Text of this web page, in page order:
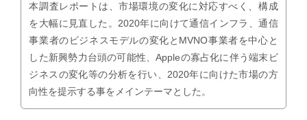
本調査レポートは、市場環境の変化に対応すべく、構成
を大幅に見直した。2020年に向けて通信インフラ、通信
事業者のビジネスモデルの変化とMVNO事業者を中心と
した新興勢力台頭の可能性、Appleの寡占化に伴う端末ビ
ジネスの変化等の分析を行い、2020年に向けた市場の方
向性を提示する事をメインテーマとした。